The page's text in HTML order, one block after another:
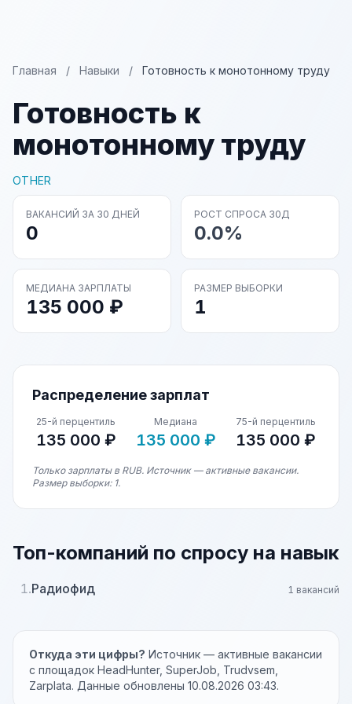
Главная / Навыки / Готовность к монотонному труду
Готовность к
монотонному труду
OTHER
ВАКАНСИЙ ЗА 30 ДНЕЙ
0
РОСТ СПРОСА 30Д
0.0%
МЕДИАНА ЗАРПЛАТЫ
135 000 ₽
РАЗМЕР ВЫБОРКИ
1
Распределение зарплат
25-й перцентиль
135 000 ₽
Медиана
135 000 ₽
75-й перцентиль
135 000 ₽
Только зарплаты в RUB. Источник — активные вакансии.
Размер выборки: 1.
Топ-компаний по спросу на навык
1.Радиофид 1 вакансий
Откуда эти цифры? Источник — активные вакансии
с площадок HeadHunter, SuperJob, Trudvsem,
Zarplata. Данные обновлены 10.08.2026 03:43.